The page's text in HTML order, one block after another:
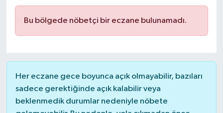
Bu bölgede nöbetçi bir eczane bulunamadı.
Her eczane gece boyunca açık olmayabilir, bazıları
sadece gerektiğinde açık kalabilir veya
beklenmedik durumlar nedeniyle nöbete